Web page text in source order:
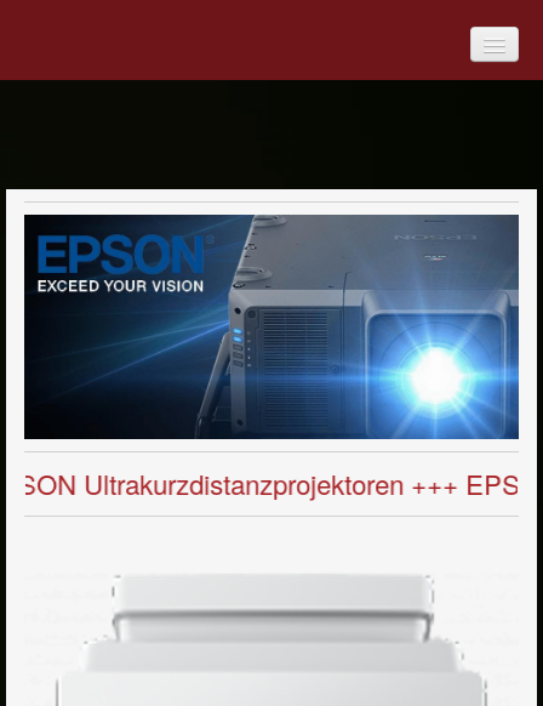
Digitale Medien
Medienmöbel
Overhead-Projektoren
Projektoren
Epson Projektoren
EPSON Mobile Projektoren
EPSON Kurzdistanzprojektoren
EPSON Installationsprojektoren
Optoma Projektoren
+++ EPSON